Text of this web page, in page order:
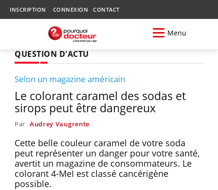
INSCRIPTION CONNEXION CONTACT
Menu
QUESTION D'ACTU
Selon un magazine américain
Le colorant caramel des sodas et
sirops peut être dangereux
Par Audrey Vaugrente
Cette belle couleur caramel de votre soda
peut représenter un danger pour votre santé,
avertit un magazine de consommateurs. Le
colorant 4-MeI est classé cancérigène
possible.